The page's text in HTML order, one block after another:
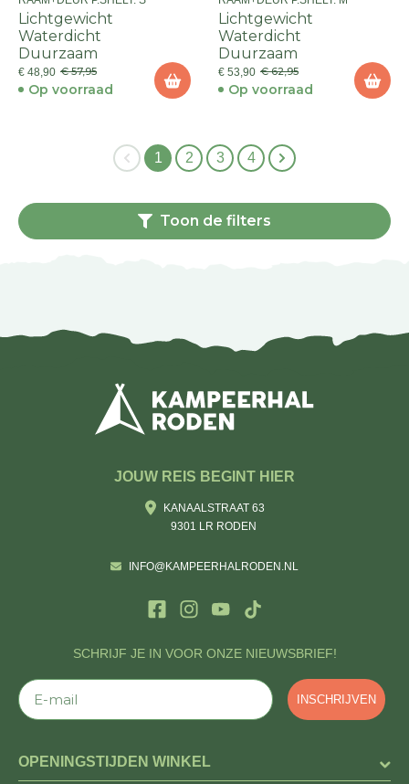
Lichtgewicht
Waterdicht
Duurzaam
€ 48,90 € 57,95
Op voorraad
Lichtgewicht
Waterdicht
Duurzaam
€ 53,90 € 62,95
Op voorraad
1 2 3 4
Toon de filters
SCHRIJF JE IN VOOR ONZE NIEUWSBRIEF!
E-mail
INSCHRIJVEN
JOUW REIS BEGINT HIER
KANAALSTRAAT 63
9301 LR RODEN
INFO@KAMPEERHALRODEN.NL
OPENINGSTIJDEN WINKEL